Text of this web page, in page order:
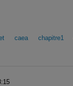
caea chapitre1